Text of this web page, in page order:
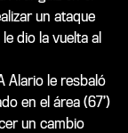
un ataque
dio la vuelta al
Alario le resbaló
en el área (67’)
un cambio